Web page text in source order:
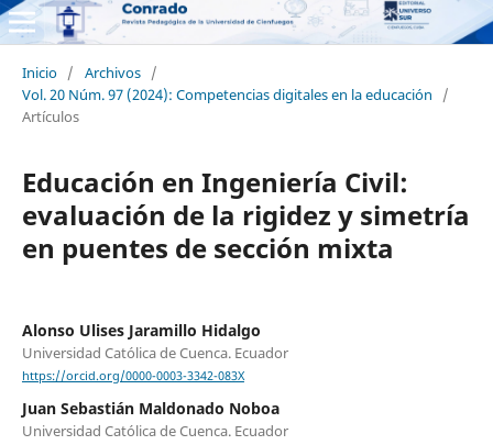
Inicio / Archivos /
Vol. 20 Núm. 97 (2024): Competencias digitales en la educación
/
Artículos
Educación en Ingeniería Civil:
evaluación de la rigidez y simetría
en puentes de sección mixta
Alonso Ulises Jaramillo Hidalgo
Universidad Católica de Cuenca. Ecuador
https://orcid.org/0000-0003-3342-083X
Juan Sebastián Maldonado Noboa
Universidad Católica de Cuenca. Ecuador